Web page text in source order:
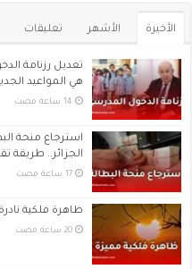
الأخيرة الأشهر تعليقات
هي المواعيد
الجزائر.. طريقة
‏17 ساعة مضت
ظاهرة فلكية
‏20 ساعة مضت